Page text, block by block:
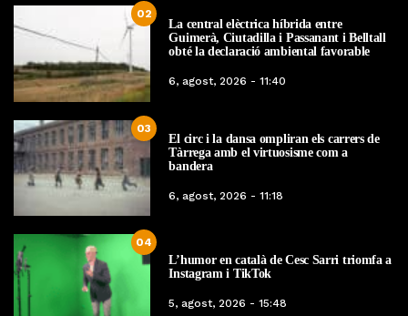
02
La central elèctrica híbrida entre
Guimerà, Ciutadilla i Passanant i Belltall
obté la declaració ambiental favorable
6, agost, 2026 - 11:40
03
El circ i la dansa ompliran els carrers de
Tàrrega amb el virtuosisme com a
bandera
6, agost, 2026 - 11:18
04
L’humor en català de Cesc Sarri triomfa a
Instagram i TikTok
5, agost, 2026 - 15:48